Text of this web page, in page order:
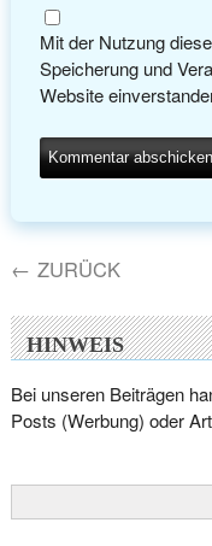
Mit der Nutzung
Speicherung und
Website
← ZURÜCK
HINWEIS
Bei unseren Beiträgen
Posts (Werbung) oder